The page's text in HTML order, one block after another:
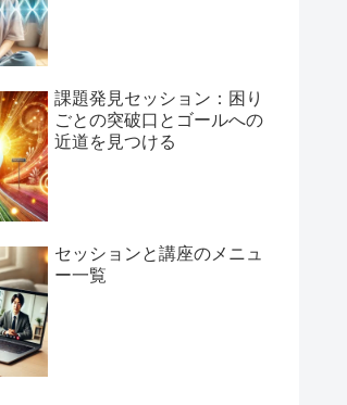
課題発見セッション：困り
ごとの突破口とゴールへの
近道を見つける
セッションと講座のメニュ
ー一覧